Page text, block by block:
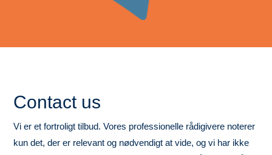
Contact us
Vi er et fortroligt tilbud. Vores professionelle rådigivere noterer
kun det, der er relevant og nødvendigt at vide, og vi har ikke